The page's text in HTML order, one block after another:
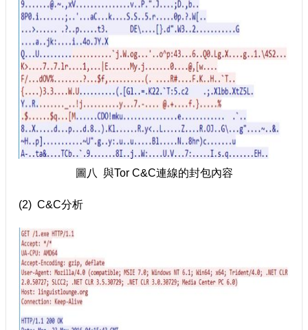
圖八 與Tor C&C連線的封包內容
(2) C&C分析